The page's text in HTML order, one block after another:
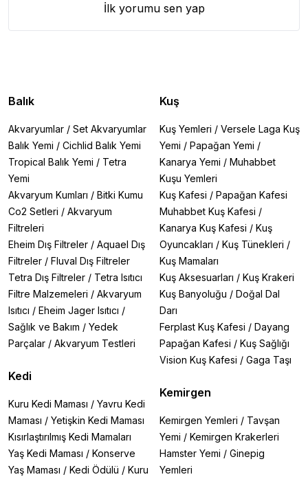
İlk yorumu sen yap
Balık
Akvaryumlar / Set Akvaryumlar
Balık Yemi / Cichlid Balık Yemi
Tropical Balık Yemi / Tetra
Yemi
Akvaryum Kumları / Bitki Kumu
Co2 Setleri / Akvaryum
Filtreleri
Eheim Dış Filtreler / Aquael Dış
Filtreler / Fluval Dış Filtreler
Tetra Dış Filtreler / Tetra Isıtıcı
Filtre Malzemeleri / Akvaryum
Isıtıcı / Eheim Jager Isıtıcı /
Sağlık ve Bakım / Yedek
Parçalar / Akvaryum Testleri
Kedi
Kuru Kedi Maması / Yavru Kedi
Maması / Yetişkin Kedi Maması
Kısırlaştırılmış Kedi Mamaları
Yaş Kedi Maması / Konserve
Yaş Maması / Kedi Ödülü / Kuru
Kuş
Kuş Yemleri / Versele Laga Kuş
Yemi / Papağan Yemi /
Kanarya Yemi / Muhabbet
Kuşu Yemleri
Kuş Kafesi / Papağan Kafesi
Muhabbet Kuş Kafesi /
Kanarya Kuş Kafesi / Kuş
Oyuncakları / Kuş Tünekleri /
Kuş Mamaları
Kuş Aksesuarları / Kuş Krakeri
Kuş Banyoluğu / Doğal Dal
Darı
Ferplast Kuş Kafesi / Dayang
Papağan Kafesi / Kuş Sağlığı
Vision Kuş Kafesi / Gaga Taşı
Kemirgen
Kemirgen Yemleri / Tavşan
Yemi / Kemirgen Krakerleri
Hamster Yemi / Ginepig
Yemleri